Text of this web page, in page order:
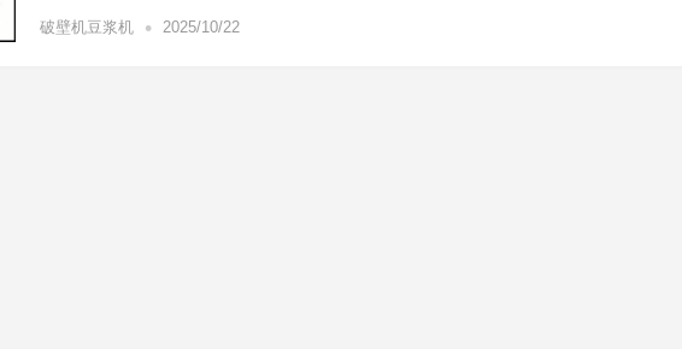
破壁机豆浆机 • 2025/10/22